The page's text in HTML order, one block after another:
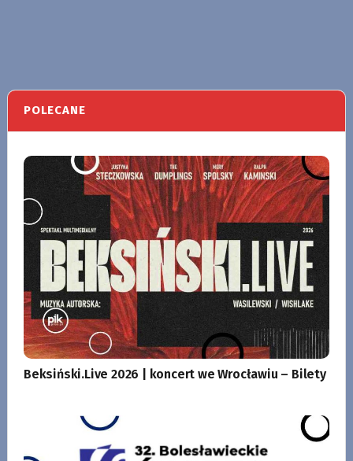
POLECANE
Beksiński.Live 2026 | koncert we Wrocławiu – Bilety